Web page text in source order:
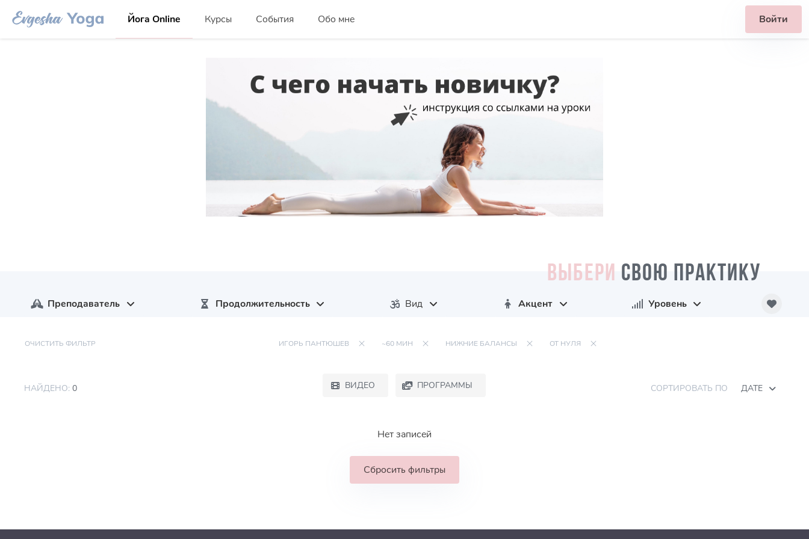
Йога Online Курсы События Обо мне Войти
ВЫБЕРИ СВОЮ ПРАКТИКУ
Преподаватель Продолжительность Вид Акцент Уровень
ОЧИСТИТЬ ФИЛЬТР ИГОРЬ ПАНТЮШЕВ ~60 МИН НИЖНИЕ БАЛАНСЫ ОТ НУЛЯ
НАЙДЕНО: 0 ВИДЕО ПРОГРАММЫ СОРТИРОВАТЬ ПО ДАТЕ
Нет записей
Сбросить фильтры